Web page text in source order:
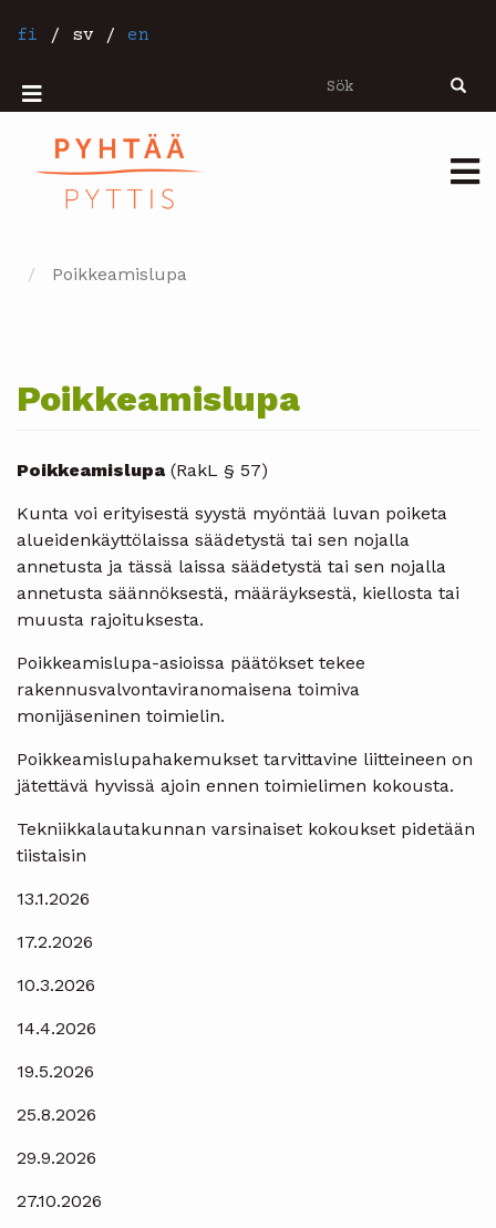
tillfi / sv / en
Sök Sök
Mobiilivalikko
Poikkeamislupa
Poikkeamislupa
Poikkeamislupa(RakL § 57)
Kunta voi erityisestä syystä myöntää luvan poiketa
alueidenkäyttölaissa säädetystä tai sen nojalla
annetusta ja tässä laissa säädetystä tai sen nojalla
annetusta säännöksestä, määräyksestä, kiellosta tai
muusta rajoituksesta.
Poikkeamislupa-asioissa päätökset tekee
rakennusvalvontaviranomaisena toimiva
monijäseninen toimielin.
Poikkeamislupahakemukset tarvittavine liitteineen on
jätettävä hyvissä ajoin ennen toimielimen kokousta.
Tekniikkalautakunnan varsinaiset kokoukset pidetään
tiistaisin
13.1.2026
17.2.2026
10.3.2026
14.4.2026
19.5.2026
25.8.2026
29.9.2026
27.10.2026